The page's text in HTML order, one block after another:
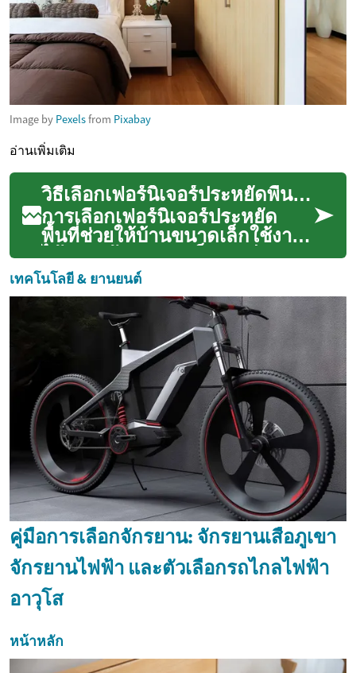
Image by Pexelsfrom Pixabay
อ่านเพิ่มเติม
วิธีเลือกเฟอร์นิเจอร์ประหยัดพื้นที่สำหรับบ้านขนาดเล็ก
การเลือกเฟอร์นิเจอร์ประหยัด
พื้นที่ช่วยให้บ้านขนาดเล็กใช้งาน
ได้อย่างคุ้มค่าและเป็นระเบียบ
โดยคำนึงถึงขนาด การออกแบบ
แล...
เทคโนโลยี & ยานยนต์
คู่มือการเลือกจักรยาน: จักรยานเสือภูเขา
จักรยานไฟฟ้า และตัวเลือกรถไกลไฟฟ้า
อาวุโส
หน้าหลัก